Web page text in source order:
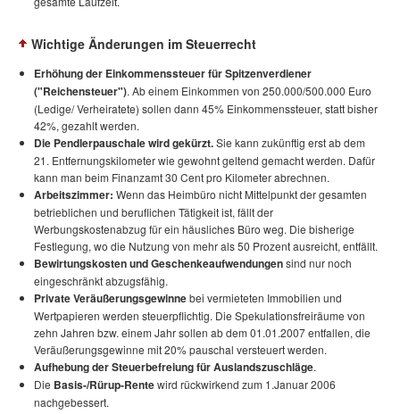
Wichtige Änderungen im Steuerrecht
Erhöhung der Einkommenssteuer für Spitzenverdiener
("Reichensteuer"). Ab einem Einkommen von 250.000/500.000 Euro
(Ledige/ Verheiratete) sollen dann 45% Einkommenssteuer, statt bisher
42%, gezahlt werden.
Die Pendlerpauschale wird gekürzt.Sie kann zukünftig erst ab dem
21. Entfernungskilometer wie gewohnt geltend gemacht werden. Dafür
kann man beim Finanzamt 30 Cent pro Kilometer abrechnen.
Arbeitszimmer: Wenn das Heimbüro nicht Mittelpunkt der gesamten
betrieblichen und beruflichen Tätigkeit ist, fällt der
Werbungskostenabzug für ein häusliches Büro weg. Die bisherige
Festlegung, wo die Nutzung von mehr als 50 Prozent ausreicht, entfällt.
Bewirtungskosten und Geschenkeaufwendungensind nur noch
eingeschränkt abzugsfähig.
Private Veräußerungsgewinnebei vermieteten Immobilien und
Wertpapieren werden steuerpflichtig. Die Spekulationsfreiräume von
zehn Jahren bzw. einem Jahr sollen ab dem 01.01.2007 entfallen, die
Veräußerungsgewinne mit 20% pauschal versteuert werden.
Aufhebung der Steuerbefreiung für Auslandszuschläge.
Die Basis-/Rürup-Rentewird rückwirkend zum 1.Januar 2006
nachgebessert.